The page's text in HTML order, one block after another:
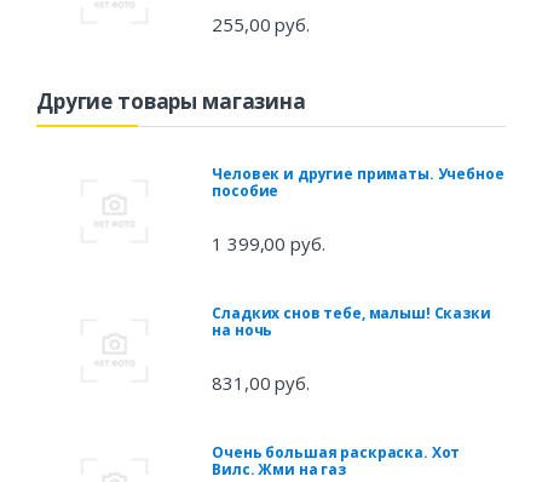
255,00 руб.
Другие товары магазина
Человек и другие приматы. Учебное
пособие
1 399,00 руб.
Сладких снов тебе, малыш! Сказки
на ночь
831,00 руб.
Очень большая раскраска. Хот
Вилс. Жми на газ